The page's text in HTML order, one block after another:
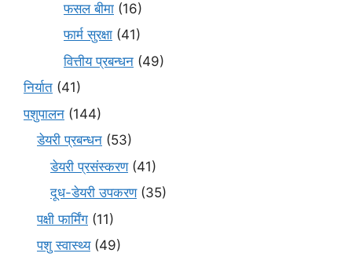
फसल बीमा (16)
फार्म सुरक्षा (41)
वित्तीय प्रबन्धन (49)
निर्यात (41)
पशुपालन (144)
डेयरी प्रबन्धन (53)
डेयरी प्रसंस्करण(41)
दूध-डेयरी उपकरण(35)
पक्षी फार्मिंग (11)
पशु स्वास्थ्य(49)